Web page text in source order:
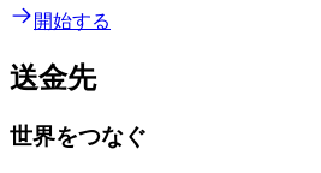
開始する
送金先
世界をつなぐ